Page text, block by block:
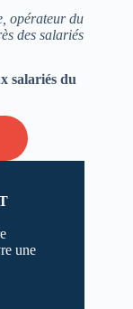
opérateur du
des salariés
salariés du
une